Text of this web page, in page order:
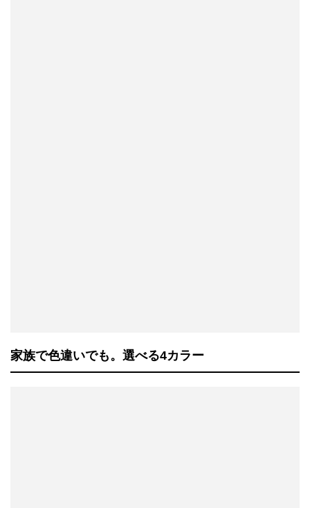
家族で色違いでも。選べる4カラー